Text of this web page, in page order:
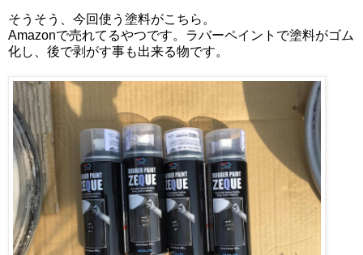
そうそう、今回使う塗料がこちら。
Amazonで売れてるやつです。ラバーペイントで塗料がゴム
化し、後で剥がす事も出来る物です。